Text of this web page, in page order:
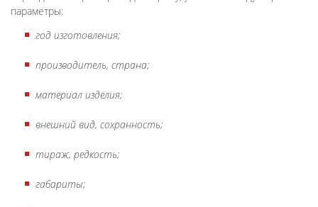
параметры:
год изготовления;
производитель, страна;
материал изделия;
внешний вид, сохранность;
тираж, редкость;
габариты;